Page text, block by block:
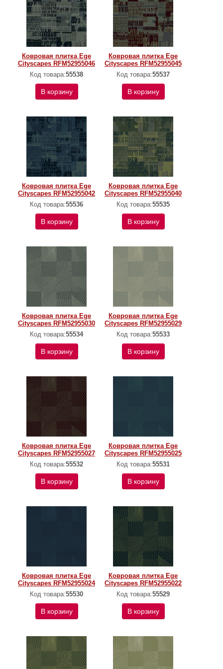
Ковровая плитка Ege
Cityscapes RFM52955046
Код товара:55538
В корзину
Ковровая плитка Ege
Cityscapes RFM52955045
Код товара:55537
В корзину
Ковровая плитка Ege
Cityscapes RFM52955042
Код товара:55536
В корзину
Ковровая плитка Ege
Cityscapes RFM52955040
Код товара:55535
В корзину
Ковровая плитка Ege
Cityscapes RFM52955030
Код товара:55534
В корзину
Ковровая плитка Ege
Cityscapes RFM52955029
Код товара:55533
В корзину
Ковровая плитка Ege
Cityscapes RFM52955027
Код товара:55532
В корзину
Ковровая плитка Ege
Cityscapes RFM52955025
Код товара:55531
В корзину
Ковровая плитка Ege
Cityscapes RFM52955024
Код товара:55530
В корзину
Ковровая плитка Ege
Cityscapes RFM52955022
Код товара:55529
В корзину